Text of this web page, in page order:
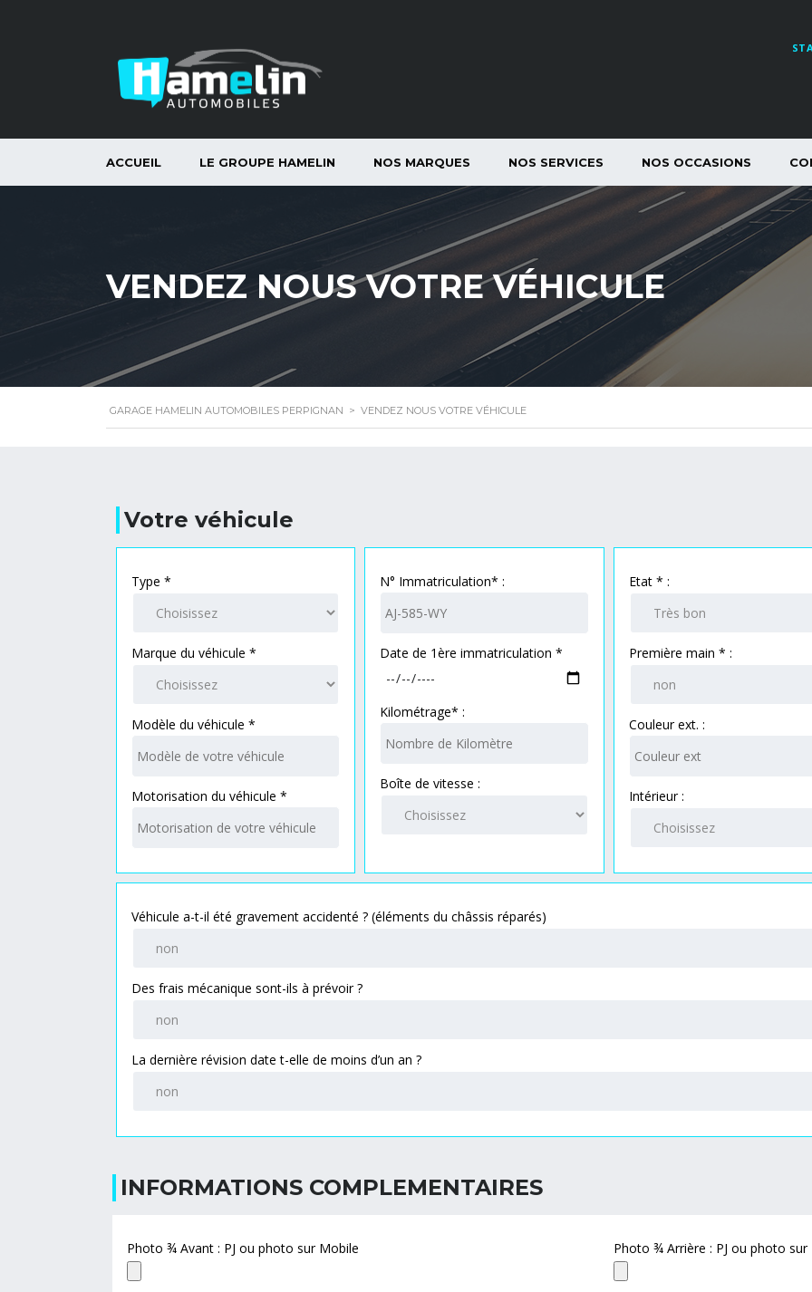
ACCUEIL LE GROUPE HAMELIN NOS MARQUES NOS SERVICES NOS OCCASIONS
VENDEZ NOUS VOTRE VÉHICULE
GARAGE HAMELIN AUTOMOBILES PERPIGNAN > VENDEZ NOUS VOTRE VÉHICULE
Votre véhicule
Type *
Marque du véhicule *
Modèle du véhicule *
Motorisation du véhicule *
N° Immatriculation* :
Date de 1ère immatriculation *
Kilométrage* :
Boîte de vitesse :
Etat * :
Première main * :
Couleur ext. :
Intérieur :
Véhicule a-t-il été gravement accidenté ? (éléments du châssis réparés)
Des frais mécanique sont-ils à prévoir ?
La dernière révision date t-elle de moins d’un an ?
INFORMATIONS COMPLEMENTAIRES
Photo ¾ Avant : PJ ou photo sur Mobile Photo ¾ Arrière : PJ ou photo sur